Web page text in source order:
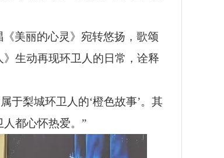
美丽的心灵》 宛转悠扬 ，歌颂
生动再现环卫人的日常，诠释
于梨城环卫人的‘橙色故事’。其
都心怀热爱。”